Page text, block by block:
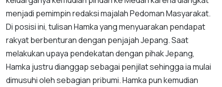
menjadi pemimpin redaksi majalah Pedoman Masyarakat.
Di posisi ini, tulisan Hamka yang menyuarakan pendapat
rakyat berbenturan dengan penjajah Jepang. Saat
melakukan upaya pendekatan dengan pihak Jepang,
Hamka justru dianggap sebagai penjilat sehingga ia mulai
dimusuhi oleh sebagian pribumi. Hamka pun kemudian